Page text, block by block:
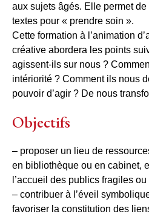
aux sujets âgés. Elle permet
textes pour « prendre soin ».
Cette formation à l’animation
créative abordera les points
agissent-ils sur nous ?
intériorité ? Comment ils nous
pouvoir d’agir ? De nous
Objectifs
– proposer un lieu de
en bibliothèque ou en cabinet,
l’accueil des publics fragiles
– contribuer à l’éveil
favoriser la constitution des